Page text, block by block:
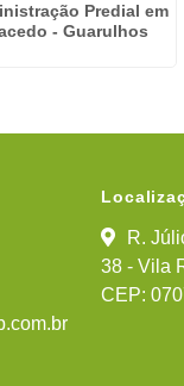
Predial em
- Guarulhos
R.
38 - Vila
CEP: